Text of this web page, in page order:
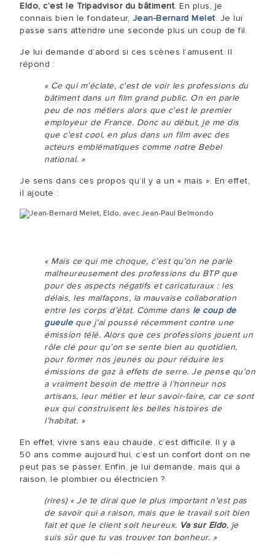
Eldo, c’est le Tripadvisor du bâtiment. En plus, je
connais bien le fondateur, Jean-Bernard Melet. Je lui
passe sans attendre une seconde plus un coup de fil.
Je lui demande d’abord si ces scènes l’amusent. Il
répond :
« Ce qui m’éclate, c'est de voir les professions du
bâtiment dans un film grand public. On en parle
peu de nos métiers alors que c'est le premier
employeur de France. Donc au début, je me dis
que c'est cool, en plus dans un film avec des
acteurs emblématiques comme notre Bebel
national. »
Je sens dans ces propos qu’il y a un « mais ». En effet,
il ajoute :
« Mais ce qui me choque, c’est qu'on ne parle
malheureusement des professions du BTP que
pour des aspects négatifs et caricaturaux : les
délais, les malfaçons, la mauvaise collaboration
entre les corps d’état. Comme dans le coup de
gueuleque j’ai poussé récemment contre une
émission télé. Alors que ces professions jouent un
rôle clé pour qu’on se sente bien au quotidien,
pour former nos jeunes ou pour réduire les
émissions de gaz à effets de serre. Je pense qu'on
a vraiment besoin de mettre à l'honneur nos
artisans, leur métier et leur savoir-faire, car ce sont
eux qui construisent les belles histoires de
l’habitat. »
En effet, vivre sans eau chaude, c’est difficile. Il y a
50 ans comme aujourd’hui, c’est un confort dont on ne
peut pas se passer. Enfin, je lui demande, mais qui a
raison, le plombier ou électricien ?
(rires) « Je te dirai que le plus important n'est pas
de savoir qui a raison, mais que le travail soit bien
fait et que le client soit heureux. Va sur Eldo, je
suis sûr que tu vas trouver ton bonheur. »